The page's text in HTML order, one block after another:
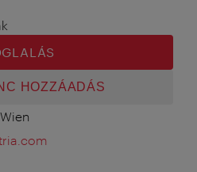
HOZZÁADÁS